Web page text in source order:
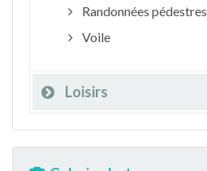
Randonnées pédestres
Voile
Loisirs